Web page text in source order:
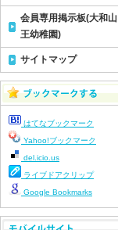
会員専用掲示板(大和山
王幼稚園)
サイトマップ
はてなブックマーク
Yahoo!ブックマーク
del.icio.us
ライブドアクリップ
Google Bookmarks